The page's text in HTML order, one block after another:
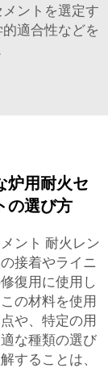
ントを選定す
適合性などを
炉用耐火セ
の選び方
ント 耐火レン
接着やライニ
復用に使用し
の材料を使用
や、特定の用
な種類の選び
することは、